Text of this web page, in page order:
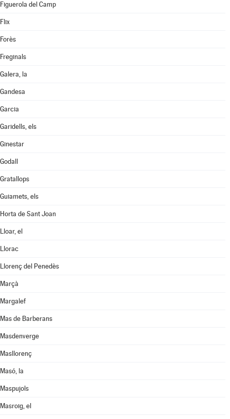
Figuerola del Camp
Flix
Forès
Freginals
Galera, la
Gandesa
Garcia
Garidells, els
Ginestar
Godall
Gratallops
Guiamets, els
Horta de Sant Joan
Lloar, el
Llorac
Llorenç del Penedès
Marçà
Margalef
Mas de Barberans
Masdenverge
Masllorenç
Masó, la
Maspujols
Masroig, el